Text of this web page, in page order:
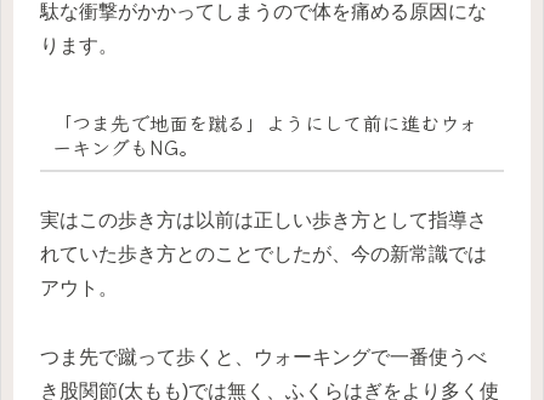
駄な衝撃がかかってしまうので体を痛める原因にな
ります。
「つま先で地面を蹴る」ようにして前に進むウォ
ーキングもNG。
実はこの歩き方は以前は正しい歩き方として指導さ
れていた歩き方とのことでしたが、今の新常識では
アウト。
つま先で蹴って歩くと、ウォーキングで一番使うべ
き股関節(太もも)では無く、ふくらはぎをより多く使